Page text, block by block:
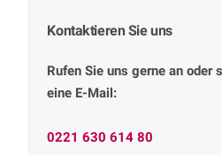
Kontaktieren Sie uns
Rufen Sie uns gerne an oder
eine E-Mail:
0221 630 614 80